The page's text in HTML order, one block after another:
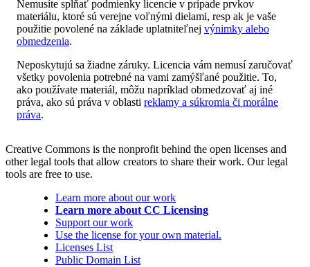
Nemusíte spĺňať podmienky licencie v prípade prvkov
materiálu, ktoré sú verejne voľnými dielami, resp ak je vaše
použitie povolené na základe uplatniteľnej výnimky alebo
obmedzenia.
Neposkytujú sa žiadne záruky. Licencia vám nemusí zaručovať
všetky povolenia potrebné na vami zamýšľané použitie. To,
ako používate materiál, môžu napríklad obmedzovať aj iné
práva, ako sú práva v oblasti reklamy a súkromia či morálne
práva.
Creative Commons is the nonprofit behind the open licenses and
other legal tools that allow creators to share their work. Our legal
tools are free to use.
Learn more about our work
Learn more about CC Licensing
Support our work
Use the license for your own material.
Licenses List
Public Domain List